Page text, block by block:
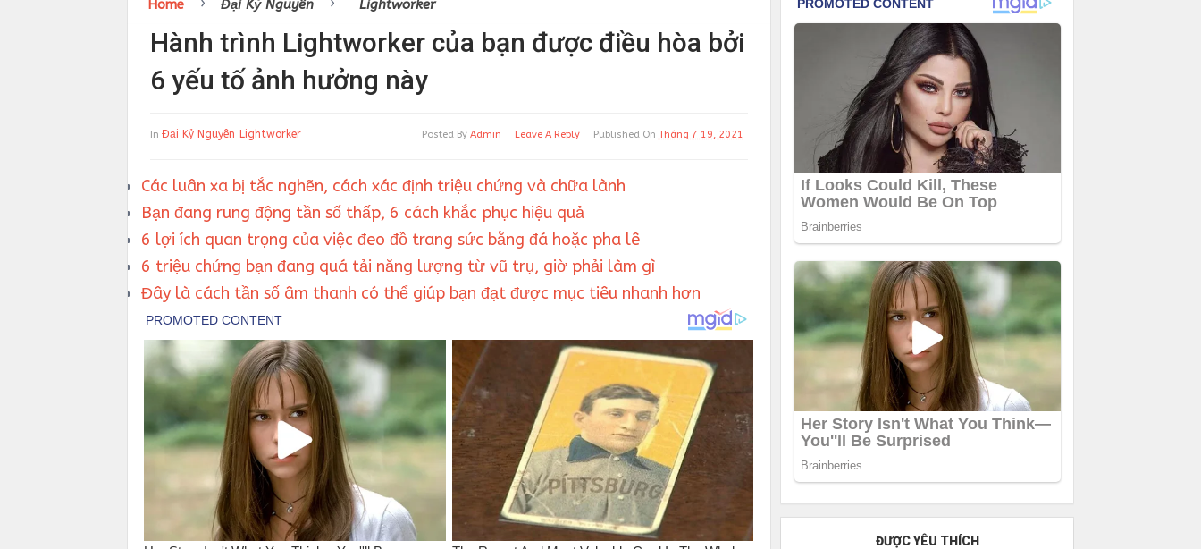
Home Đại Kỷ Nguyên Lightworker
Hành trình Lightworker của bạn được điều hòa bởi
6 yếu tố ảnh hưởng này
In Đại Kỷ Nguyên Lightworker Published On Tháng 7 19, 2021
Leave A Reply
Posted By Admin
Các luân xa bị tắc nghẽn, cách xác định triệu chứng và chữa lành
Bạn đang rung động tần số thấp, 6 cách khắc phục hiệu quả
6 lợi ích quan trọng của việc đeo đồ trang sức bằng đá hoặc pha lê
6 triệu chứng bạn đang quá tải năng lượng từ vũ trụ, giờ phải làm gì
Đây là cách tần số âm thanh có thể giúp bạn đạt được mục tiêu nhanh hơn
ĐƯỢC YÊU THÍCH